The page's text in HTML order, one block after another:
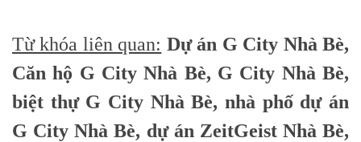
Từ khóa liên quan: Dự án G City Nhà Bè,
Căn hộ G City Nhà Bè, G City Nhà Bè,
biệt thự G City Nhà Bè, nhà phố dự án
G City Nhà Bè, dự án ZeitGeist Nhà Bè,